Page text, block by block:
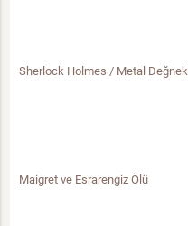
Sherlock Holmes / Metal Değnek
Maigret ve Esrarengiz Ölü